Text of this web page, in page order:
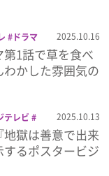
ドラマ
ている
2025.10.16
1話で草を食べ
かした雰囲気の
テレビ
弥 超特
2025.10.13
獄は善意で出来
るポスタービジ